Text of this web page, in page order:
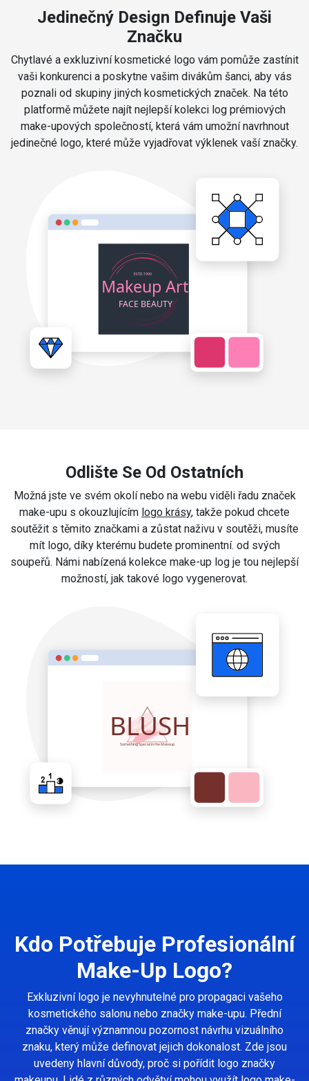
Jedinečný Design Definuje Vaši
Značku
Chytlavé a exkluzivní kosmetické logo vám pomůže zastínit
vaši konkurenci a poskytne vašim divákům šanci, aby vás
poznali od skupiny jiných kosmetických značek. Na této
platformě můžete najít nejlepší kolekci log prémiových
make-upových společností, která vám umožní navrhnout
jedinečné logo, které může vyjadřovat výklenek vaší značky.
Odlište Se Od Ostatních
Možná jste ve svém okolí nebo na webu viděli řadu značek
make-upu s okouzlujícím logo krásy, takže pokud chcete
soutěžit s těmito značkami a zůstat naživu v soutěži, musíte
mít logo, díky kterému budete prominentní. od svých
soupeřů. Námi nabízená kolekce make-up log je tou nejlepší
možností, jak takové logo vygenerovat.
Kdo Potřebuje Profesionální
Make-Up Logo?
Exkluzivní logo je nevyhnutelné pro propagaci vašeho
kosmetického salonu nebo značky make-upu. Přední
značky věnují významnou pozornost návrhu vizuálního
znaku, který může definovat jejich dokonalost. Zde jsou
uvedeny hlavní důvody, proč si pořídit logo značky